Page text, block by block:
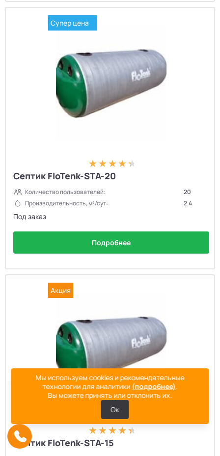
Супер цена
Септик FloTenk-STA-20
Количество пользователей:
20
Производительность, м³/сут:
2.4
Под заказ
Подробнее
Акция
Септик FloTenk-STA-15
Мы используем cookies и рекомендательные
технологии для аналитики (подробнее).
Вы можете принять или отклонить их.
Ок